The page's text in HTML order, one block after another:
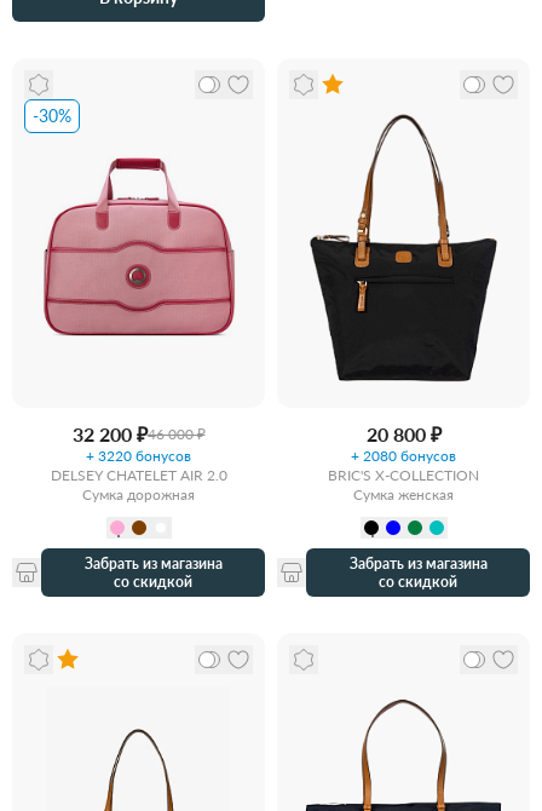
-30%
32 200 ₽46 000 ₽
+ 3220 бонусов
DELSEY CHATELET AIR 2.0
Сумка дорожная
Забрать из магазина
со скидкой
20 800 ₽
+ 2080 бонусов
BRIC'S X-COLLECTION
Сумка женская
Забрать из магазина
со скидкой